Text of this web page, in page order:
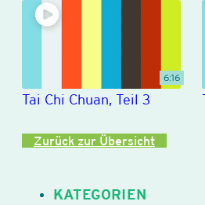
6:16
Tai Chi Chuan, Teil 3
Zurück zur Übersicht
KATEGORIEN